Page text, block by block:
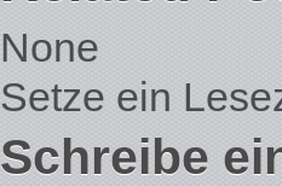
None
Setze ein
Schreibe